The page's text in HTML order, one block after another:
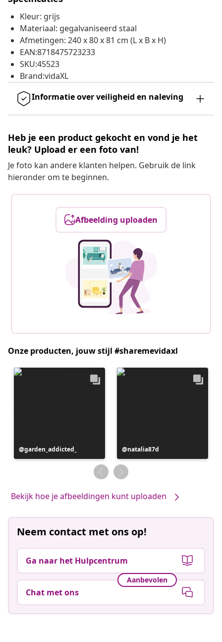
Kleur: grijs
Materiaal: gegalvaniseerd staal
Afmetingen: 240 x 80 x 81 cm (L x B x H)
EAN:8718475723233
SKU:45523
Brand:vidaXL
Informatie over veiligheid en naleving
Heb je een product gekocht en vond je het
leuk? Upload er een foto van!
Je foto kan andere klanten helpen. Gebruik de link
hieronder om te beginnen.
Afbeelding uploaden
Onze producten, jouw stijl #sharemevidaxl
Bericht
gepubliceerd
garden_addicted_
Bericht
gepubliceerd
door
natalia87d
Bekijk hoe je afbeeldingen kunt uploaden
Neem contact met ons op!
Ga naar het Hulpcentrum
Aanbevolen
Chat met ons